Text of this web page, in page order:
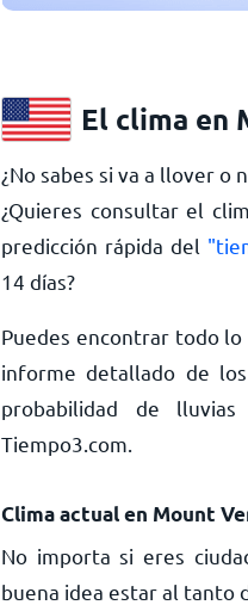
El clima en
¿No sabes si va a llover o
¿Quieres consultar el
predicción rápida del
14 días?
Puedes encontrar todo
informe detallado de
probabilidad de
Tiempo3.com.
Clima actual en Mount
No importa si eres
buena idea estar al tanto